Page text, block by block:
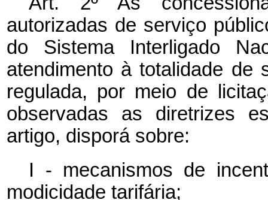
autorizadas de serviço
do Sistema Interligado
atendimento à totalidade de
regulada, por meio de
observadas as diretrizes
artigo, disporá sobre:
I - mecanismos de
modicidade tarifária;